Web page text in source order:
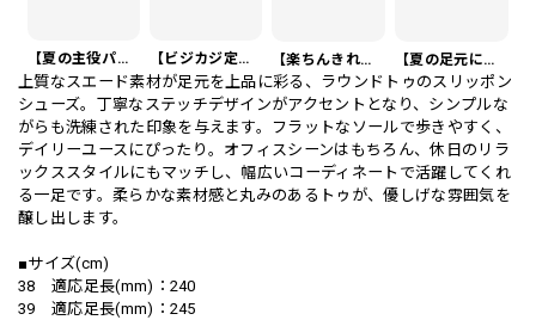
【夏の主役パンツ】リネンイタリアスタイルショートパンツ 3Color PA0121 【ビジカジ定番】ハイエンド スリムフィット ビジネスカジュアル スラックスパンツ PA0228 【楽ちんきれいめ】ワッフル カジュアル スリムスラックスパンツ PA0226 【夏の足元に】編み込みベルト付き フラット サンダル 3color SH0128
上質なスエード素材が足元を上品に彩る、ラウンドトゥのスリッポン
シューズ。丁寧なステッチデザインがアクセントとなり、シンプルな
がらも洗練された印象を与えます。フラットなソールで歩きやすく、
デイリーユースにぴったり。オフィスシーンはもちろん、休日のリラ
ックススタイルにもマッチし、幅広いコーディネートで活躍してくれ
る一足です。柔らかな素材感と丸みのあるトゥが、優しげな雰囲気を
醸し出します。
■サイズ(cm)
38 適応足長(mm)：240
39 適応足長(mm)：245